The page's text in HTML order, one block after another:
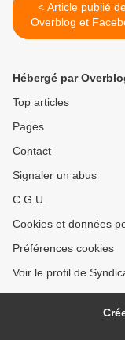
< Article publié depuis
Overblog et
Twitter
Hébergé par
Top articles
Pages
Contact
Signaler un abus
C.G.U.
Cookies et données
Préférences cookies
Voir le profil de